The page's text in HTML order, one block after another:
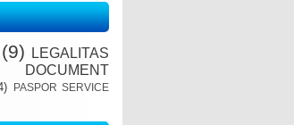
(9)
LEGALITAS
DOCUMENT
PASPOR SERVICE